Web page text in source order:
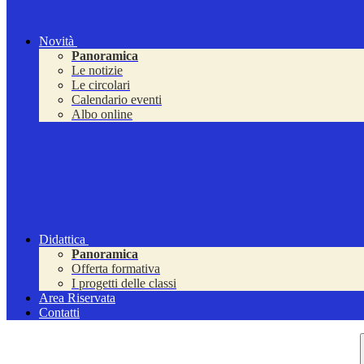
Novità
Panoramica
Le notizie
Le circolari
Calendario eventi
Albo online
Didattica
Panoramica
Offerta formativa
I progetti delle classi
Area Riservata
Contatti